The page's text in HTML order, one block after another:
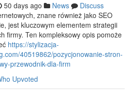
50 days ago News
Discuss
znane również jako SEO
jest kluczowym elementem strategii
firmy. Ten kompleksowy opis pomoże
https://stylizacja-
40519862/pozycjonowanie-stron-
przewodnik-dla-firm
Upvoted